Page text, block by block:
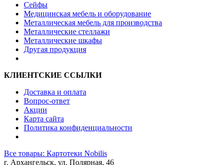
Сейфы
Медицинская мебель и оборудование
Металлическая мебель для производства
Металлические стеллажи
Металлические шкафы
Другая продукция
КЛИЕНТСКИЕ ССЫЛКИ
Доставка и оплата
Вопрос-ответ
Акции
Карта сайта
Политика конфиденциальности
Все товары: Картотеки Nobilis
г. Архангельск, ул. Полярная, 46